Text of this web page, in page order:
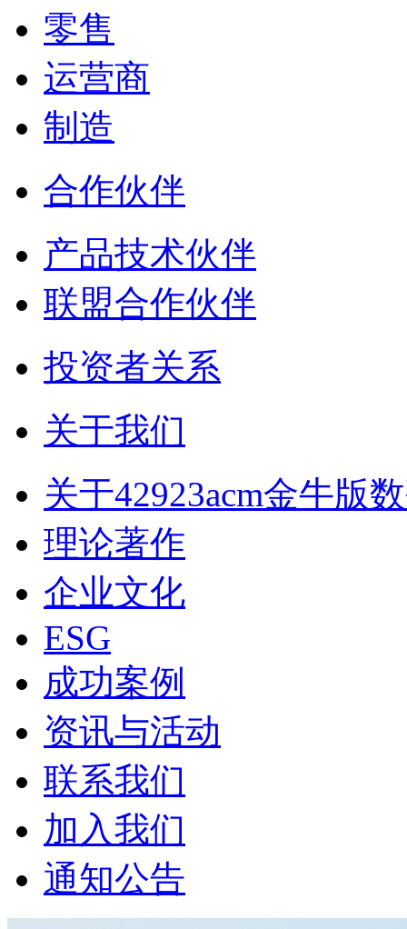
零售
运营商
制造
合作伙伴
产品技术伙伴
联盟合作伙伴
投资者关系
关于我们
关于42923acm金牛版
理论著作
企业文化
ESG
成功案例
资讯与活动
联系我们
加入我们
通知公告